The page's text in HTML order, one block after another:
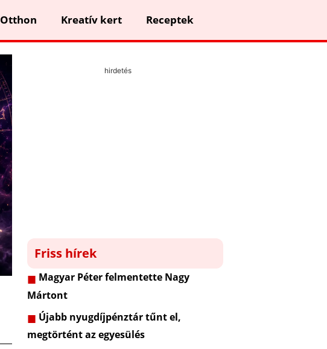
Otthon Kreatív kert Receptek
hirdetés
Friss hírek
Magyar Péter felmentette Nagy
Mártont
Újabb nyugdíjpénztár tűnt el,
megtörtént az egyesülés